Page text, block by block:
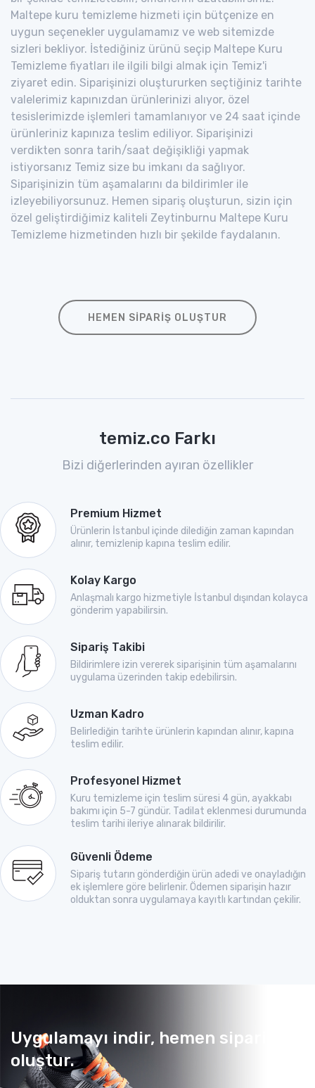
Maltepe kuru temizleme hizmeti için bütçenize en
uygun seçenekler uygulamamız ve web sitemizde
sizleri bekliyor. İstediğiniz ürünü seçip Maltepe Kuru
Temizleme fiyatları ile ilgili bilgi almak için Temiz'i
ziyaret edin. Siparişinizi oluştururken seçtiğiniz tarihte
valelerimiz kapınızdan ürünlerinizi alıyor, özel
tesislerimizde işlemleri tamamlanıyor ve 24 saat içinde
ürünleriniz kapınıza teslim ediliyor. Siparişinizi
verdikten sonra tarih/saat değişikliği yapmak
istiyorsanız Temiz size bu imkanı da sağlıyor.
Siparişinizin tüm aşamalarını da bildirimler ile
izleyebiliyorsunuz. Hemen sipariş oluşturun, sizin için
özel geliştirdiğimiz kaliteli Zeytinburnu Maltepe Kuru
Temizleme hizmetinden hızlı bir şekilde faydalanın.
HEMEN SIPARIŞ OLUŞTUR
temiz.co Farkı
Bizi diğerlerinden ayıran özellikler
Premium Hizmet
Ürünlerin İstanbul içinde dilediğin zaman kapından
alınır, temizlenip kapına teslim edilir.
Kolay Kargo
Anlaşmalı kargo hizmetiyle İstanbul dışından kolayca
gönderim yapabilirsin.
Sipariş Takibi
Bildirimlere izin vererek siparişinin tüm aşamalarını
uygulama üzerinden takip edebilirsin.
Uzman Kadro
Belirlediğin tarihte ürünlerin kapından alınır, kapına
teslim edilir.
Profesyonel Hizmet
Kuru temizleme için teslim süresi 4 gün, ayakkabı
bakımı için 5-7 gündür. Tadilat eklenmesi durumunda
teslim tarihi ileriye alınarak bildirilir.
Güvenli Ödeme
Sipariş tutarın gönderdiğin ürün adedi ve onayladığın
ek işlemlere göre belirlenir. Ödemen siparişin hazır
olduktan sonra uygulamaya kayıtlı kartından çekilir.
Uygulamayı indir, hemen sipariş
oluştur.